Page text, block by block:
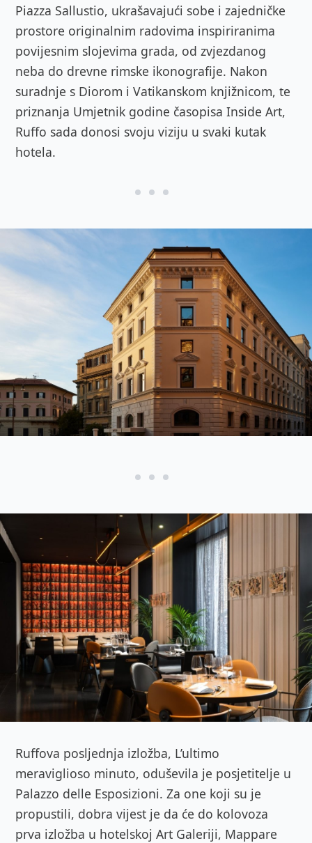
Piazza Sallustio, ukrašavajući sobe i zajedničke
prostore originalnim radovima inspiriranima
povijesnim slojevima grada, od zvjezdanog
neba do drevne rimske ikonografije. Nakon
suradnje s Diorom i Vatikanskom knjižnicom, te
priznanja Umjetnik godine časopisa Inside Art,
Ruffo sada donosi svoju viziju u svaki kutak
hotela.
Ruffova posljednja izložba, L’ultimo
meraviglioso minuto, oduševila je posjetitelje u
Palazzo delle Esposizioni. Za one koji su je
propustili, dobra vijest je da će do kolovoza
prva izložba u hotelskoj Art Galeriji, Mappare